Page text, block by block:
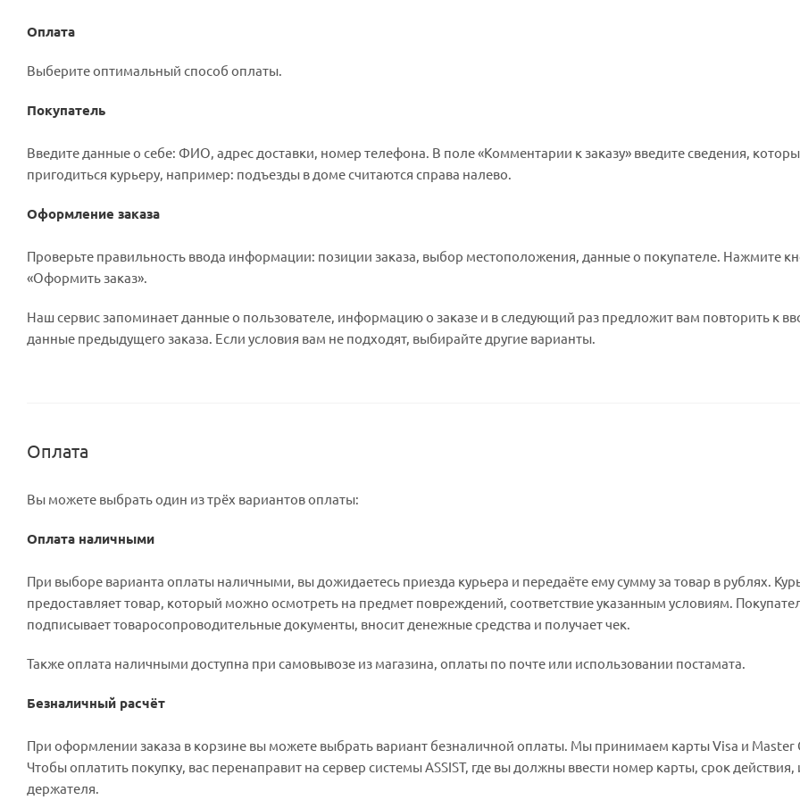
Оплата
Выберите оптимальный способ оплаты.
Покупатель
Введите данные о себе: ФИО, адрес доставки, номер телефона. В поле «Комментарии к заказу» введите сведения,
пригодиться курьеру, например: подъезды в доме считаются справа налево.
Оформление заказа
Проверьте правильность ввода информации: позиции заказа, выбор местоположения, данные о покупателе. Нажмите
«Оформить заказ».
Наш сервис запоминает данные о пользователе, информацию о заказе и в следующий раз предложит вам повторить к
данные предыдущего заказа. Если условия вам не подходят, выбирайте другие варианты.
Оплата
Вы можете выбрать один из трёх вариантов оплаты:
Оплата наличными
При выборе варианта оплаты наличными, вы дожидаетесь приезда курьера и передаёте ему сумму за товар в рублях.
предоставляет товар, который можно осмотреть на предмет повреждений, соответствие указанным условиям.
подписывает товаросопроводительные документы, вносит денежные средства и получает чек.
Также оплата наличными доступна при самовывозе из магазина, оплаты по почте или использовании постамата.
Безналичный расчёт
При оформлении заказа в корзине вы можете выбрать вариант безналичной оплаты. Мы принимаем карты Visa и Master
Чтобы оплатить покупку, вас перенаправит на сервер системы ASSIST, где вы должны ввести номер карты, срок действия,
держателя.